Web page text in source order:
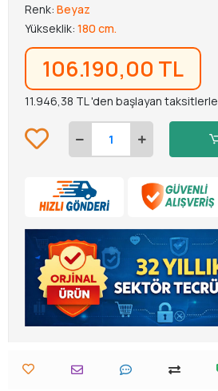
Renk: Beyaz
Yükseklik: 180 cm.
106.190,00 TL
11.946,38 TL 'den başlayan taksitlerle